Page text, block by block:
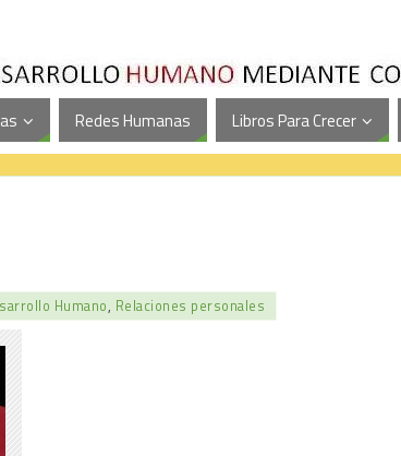
Redes Humanas Libros Para Crecer
Humano, Relaciones personales